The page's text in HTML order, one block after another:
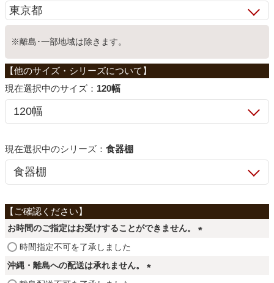
ホームオフィス
寝具
ファブリック
カーテン
※離島･一部地域は除きます。
サイズ： 120幅
シリーズ： 食器棚
お時間のご指定はお受けすることができません。
時間指定不可を了承しました
沖縄・離島への配送は承れません。